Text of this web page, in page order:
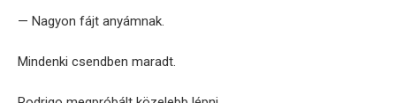
— Nagyon fájt anyámnak.
Mindenki csendben maradt.